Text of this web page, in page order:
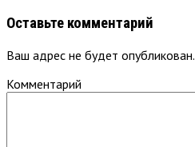
Оставьте комментарий
Ваш адрес не будет опубликован.
Комментарий